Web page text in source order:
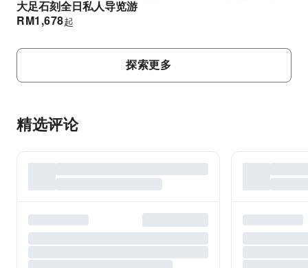
大足石刻全日私人导览游
RM1,678起
探索更多
精选评论